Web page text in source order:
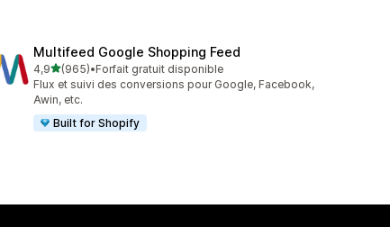
Multifeed Google Shopping Feed
4,9étoile(s) sur 5
(965)
965 avis au total
•Forfait gratuit disponible
Flux et suivi des conversions pour Google, Facebook,
Awin, etc.
Built for Shopify